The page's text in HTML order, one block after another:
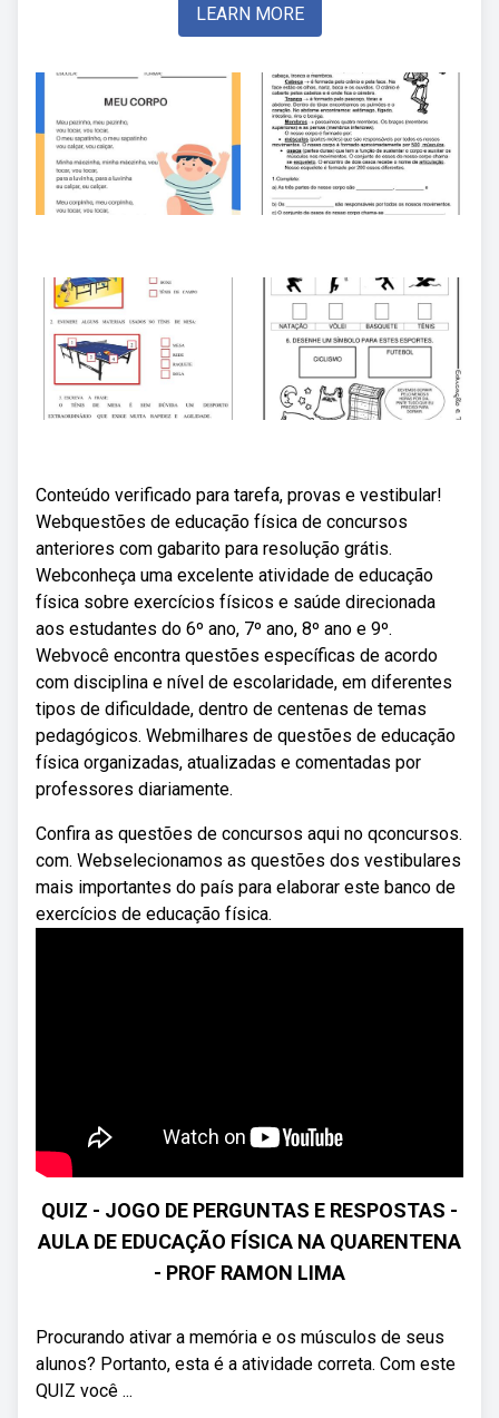
LEARN MORE
Conteúdo verificado para tarefa, provas e vestibular!
Webquestões de educação física de concursos
anteriores com gabarito para resolução grátis.
Webconheça uma excelente atividade de educação
física sobre exercícios físicos e saúde direcionada
aos estudantes do 6º ano, 7º ano, 8º ano e 9º.
Webvocê encontra questões específicas de acordo
com disciplina e nível de escolaridade, em diferentes
tipos de dificuldade, dentro de centenas de temas
pedagógicos. Webmilhares de questões de educação
física organizadas, atualizadas e comentadas por
professores diariamente.
Confira as questões de concursos aqui no qconcursos.
com. Webselecionamos as questões dos vestibulares
mais importantes do país para elaborar este banco de
exercícios de educação física.
QUIZ - JOGO DE PERGUNTAS E RESPOSTAS -
AULA DE EDUCAÇÃO FÍSICA NA QUARENTENA
- PROF RAMON LIMA
Procurando ativar a memória e os músculos de seus
alunos? Portanto, esta é a atividade correta. Com este
QUIZ você ...